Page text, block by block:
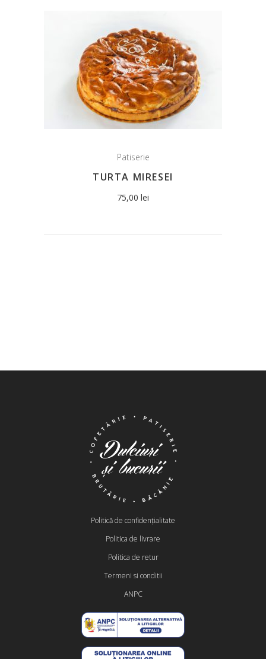
Patiserie
TURTA MIRESEI
75,00 lei
Politică de confidențialitate
Politica de livrare
Politica de retur
Termeni si conditii
ANPC